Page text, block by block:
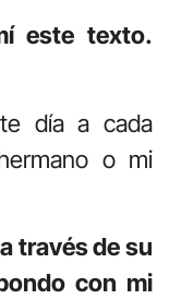
este texto.
día a cada
o mi
través de su
con mi